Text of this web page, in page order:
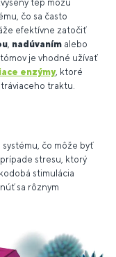
tep môžu
čo sa často
efektívne zatočiť
nadúvaním alebo
je vhodné užívať
enzýmy, ktoré
traktu.
čo môže byť
stresu, ktorý
stimulácia
sa rôznym